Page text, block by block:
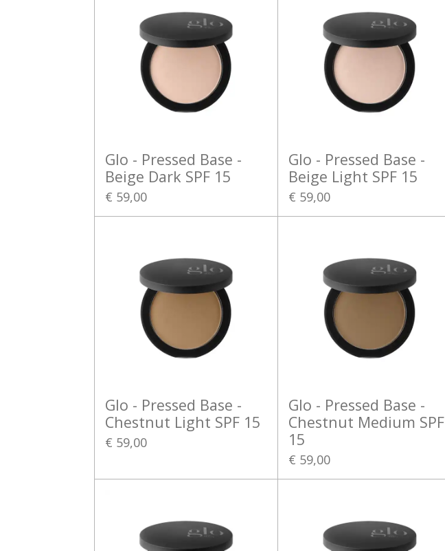
Glo - Pressed Base -
Beige Dark SPF 15
€ 59,00
Glo - Pressed Base -
Beige Light SPF 15
€ 59,00
Glo - Pressed Base -
Chestnut Light SPF 15
€ 59,00
Glo - Pressed Base -
Chestnut Medium SPF
15
€ 59,00